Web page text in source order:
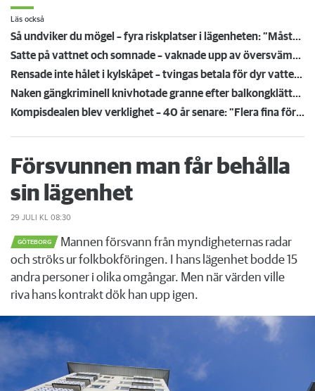
Läs också
Så undviker du mögel – fyra riskplatser i lägenheten: ”Måste städa bort”
Satte på vattnet och somnade – vaknade upp av översvämning hos grannen
Rensade inte hålet i kylskåpet – tvingas betala för dyr vattenskada
Naken gängkriminell knivhotade granne efter balkongklättring
Kompisdealen blev verklighet – 40 år senare: "Flera fina fördelar med att dela bostad"
Försvunnen man får behålla
sin lägenhet
29 JULI KL 08:30
GÖTEBORG
Mannen försvann från myndigheternas radar
och ströks ur folkbokföringen. I hans lägenhet bodde 15
andra personer i olika omgångar. Men när värden ville
riva hans kontrakt dök han upp igen.